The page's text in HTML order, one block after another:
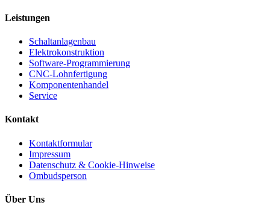
Leistungen
Schaltanlagenbau
Elektrokonstruktion
Software-Programmierung
CNC-Lohnfertigung
Komponentenhandel
Service
Kontakt
Kontaktformular
Impressum
Datenschutz & Cookie-Hinweise
Ombudsperson
Über Uns